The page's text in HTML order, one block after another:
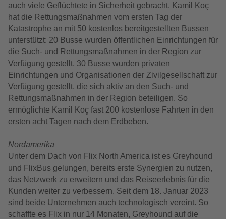
auch viele Geflüchtete in Sicherheit gebracht. Kamil Koç
hat die Rettungsmaßnahmen vom ersten Tag der
Katastrophe an mit 50 kostenlos bereitgestellten Bussen
unterstützt: 20 Busse wurden öffentlichen Einrichtungen für
die Such- und Rettungsmaßnahmen in der Region zur
Verfügung gestellt, 30 Busse wurden privaten
Einrichtungen und Organisationen der Zivilgesellschaft zur
Verfügung gestellt, die sich aktiv an den Such- und
Rettungsmaßnahmen in der Region beteiligen. So
ermöglichte Kamil Koç fast 200 kostenlose Fahrten in den
ersten acht Tagen nach dem Erdbeben.
Nordamerika
Unter dem Dach von Flix North America ist es Greyhound
und FlixBus gelungen, bereits erste Synergien zu nutzen,
das Netzwerk zu erweitern und das Reiseerlebnis für die
Kunden weiter zu verbessern. Seit dem 18. Januar 2023
sind beide Unternehmen auch technologisch vereint. So
schaffte es Flix in nur 14 Monaten, Greyhound auf die